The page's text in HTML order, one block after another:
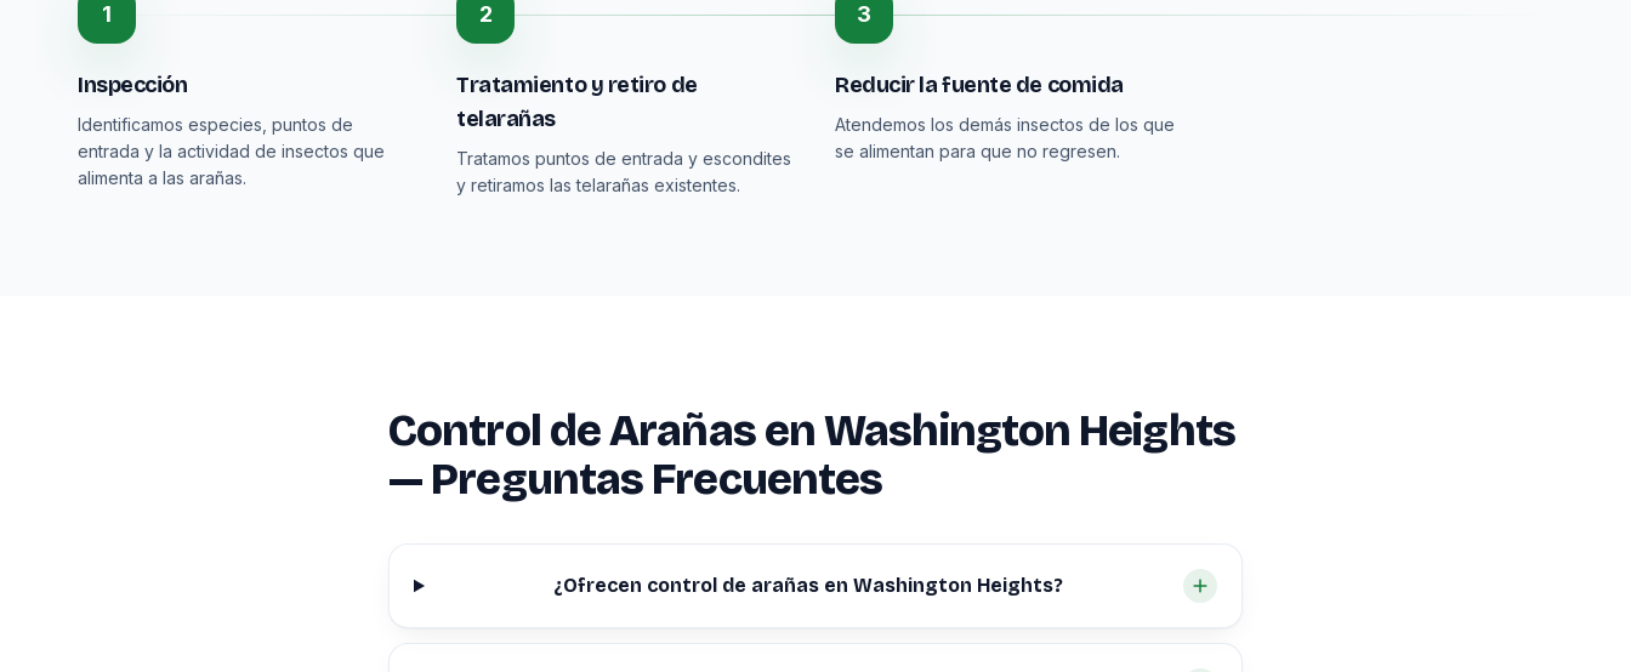
1
Inspección
Identificamos especies, puntos de
entrada y la actividad de insectos que
alimenta a las arañas.
2
Tratamiento y retiro de
telarañas
Tratamos puntos de entrada y escondites
y retiramos las telarañas existentes.
3
Reducir la fuente de comida
Atendemos los demás insectos de los que
se alimentan para que no regresen.
Control de Arañas en Washington Heights
— Preguntas Frecuentes
¿Ofrecen control de arañas en Washington Heights?